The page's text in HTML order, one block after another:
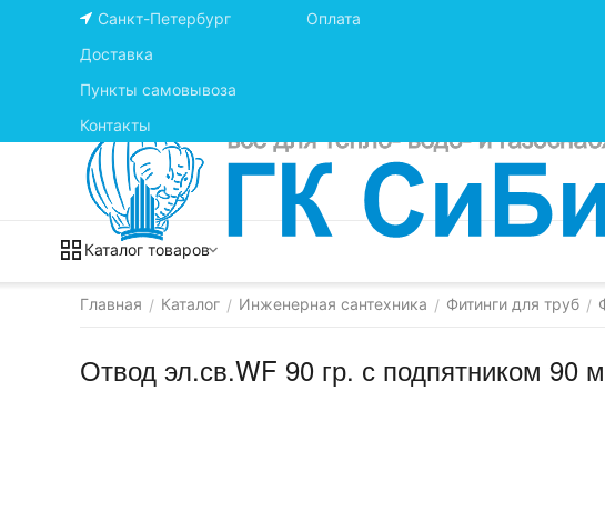
Санкт-Петербург
Оплата
Доставка
Пункты самовывоза
Контакты
Каталог товаров
Главная / Каталог / Инженерная сантехника / Фитинги для труб /
Отвод эл.св.WF 90 гр. с подпятником 90